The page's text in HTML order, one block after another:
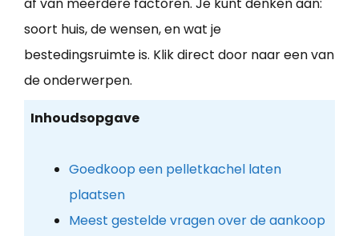
soort huis, de wensen, en wat je
bestedingsruimte is. Klik direct door naar een van
de onderwerpen.
Inhoudsopgave
Goedkoop een pelletkachel laten
plaatsen
Meest gestelde vragen over de aankoop